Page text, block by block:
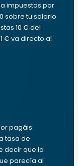
impuestos por
sobre tu salario
10 € del
€ va directo al
pagáis
tasa de
decir que la
parecía al